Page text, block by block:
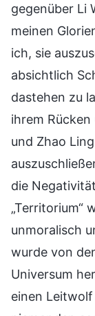
gegenüber Li
meinen
ich, sie
absichtlich
dastehen zu
ihrem
und Zhao
die
„Territorium“
unmoralisch
wurde von
Universum
einen